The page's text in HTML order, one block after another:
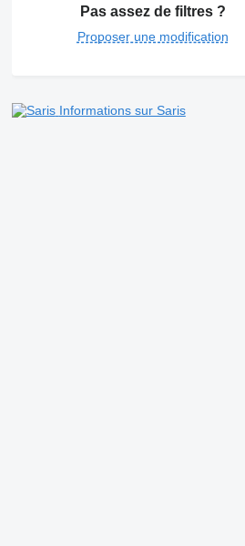
Pas assez de filtres ?
Proposer une modification
Informations sur Saris